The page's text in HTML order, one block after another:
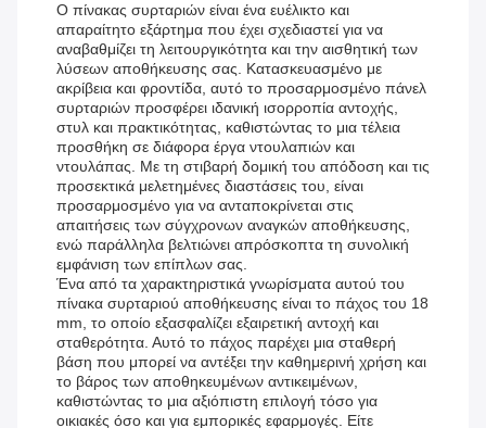
Ο πίνακας συρταριών είναι ένα ευέλικτο και
απαραίτητο εξάρτημα που έχει σχεδιαστεί για να
αναβαθμίζει τη λειτουργικότητα και την αισθητική των
λύσεων αποθήκευσης σας. Κατασκευασμένο με
ακρίβεια και φροντίδα, αυτό το προσαρμοσμένο πάνελ
συρταριών προσφέρει ιδανική ισορροπία αντοχής,
στυλ και πρακτικότητας, καθιστώντας το μια τέλεια
προσθήκη σε διάφορα έργα ντουλαπιών και
ντουλάπας. Με τη στιβαρή δομική του απόδοση και τις
προσεκτικά μελετημένες διαστάσεις του, είναι
προσαρμοσμένο για να ανταποκρίνεται στις
απαιτήσεις των σύγχρονων αναγκών αποθήκευσης,
ενώ παράλληλα βελτιώνει απρόσκοπτα τη συνολική
εμφάνιση των επίπλων σας.
Ένα από τα χαρακτηριστικά γνωρίσματα αυτού του
πίνακα συρταριού αποθήκευσης είναι το πάχος του 18
mm, το οποίο εξασφαλίζει εξαιρετική αντοχή και
σταθερότητα. Αυτό το πάχος παρέχει μια σταθερή
βάση που μπορεί να αντέξει την καθημερινή χρήση και
το βάρος των αποθηκευμένων αντικειμένων,
καθιστώντας το μια αξιόπιστη επιλογή τόσο για
οικιακές όσο και για εμπορικές εφαρμογές. Είτε